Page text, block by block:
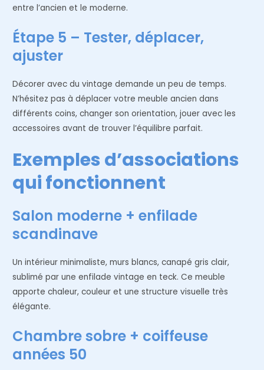
entre l’ancien et le moderne.
Étape 5 – Tester, déplacer,
ajuster
Décorer avec du vintage demande un peu de temps.
N’hésitez pas à déplacer votre meuble ancien dans
différents coins, changer son orientation, jouer avec les
accessoires avant de trouver l’équilibre parfait.
Exemples d’associations
qui fonctionnent
Salon moderne + enfilade
scandinave
Un intérieur minimaliste, murs blancs, canapé gris clair,
sublimé par une enfilade vintage en teck. Ce meuble
apporte chaleur, couleur et une structure visuelle très
élégante.
Chambre sobre + coiffeuse
années 50